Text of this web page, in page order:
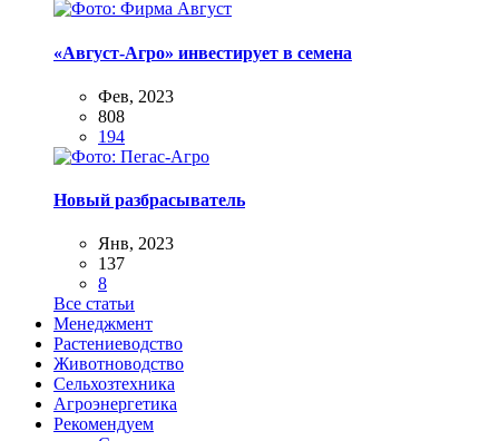
«Август-Агро» инвестирует в семена
Фев, 2023
808
194
Новый разбрасыватель
Янв, 2023
137
8
Все статьи
Менеджмент
Растениеводство
Животноводство
Сельхозтехника
Агроэнергетика
Рекомендуем